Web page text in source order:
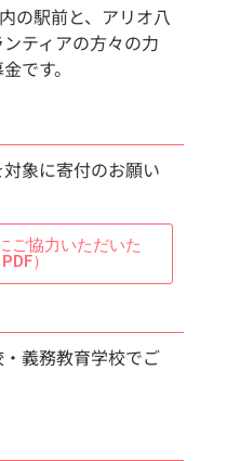
の駅前と、アリオ八
ティアの方々の力
です。
象に寄付のお願い
ご協力いただいた
）
義務教育学校でご